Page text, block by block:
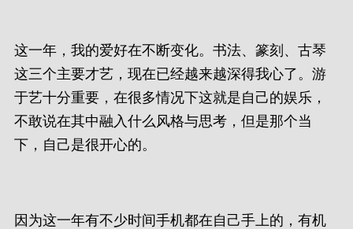
这一年，我的爱好在不断变化。书法、篆刻、古琴
这三个主要才艺，现在已经越来越深得我心了。游
于艺十分重要，在很多情况下这就是自己的娱乐，
不敢说在其中融入什么风格与思考，但是那个当
下，自己是很开心的。
因为这一年有不少时间手机都在自己手上的，有机